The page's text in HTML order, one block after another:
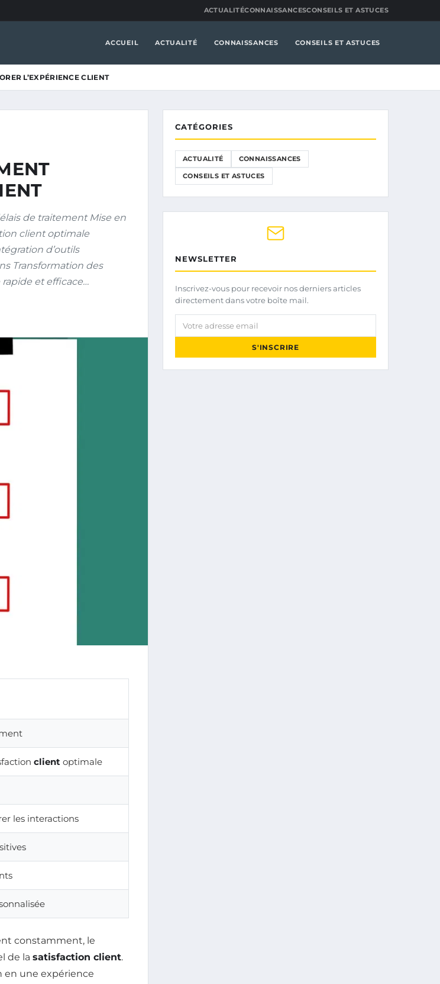
ACTUALITÉCONNAISSANCESCONSEILS ET ASTUCES
ACCUEIL ACTUALITÉ CONNAISSANCES CONSEILS ET ASTUCES
L’EXPÉRIENCE CLIENT
de traitement Mise en
client optimale
d’outils
Transformation des
et efficace…
client optimale
les interactions
constamment, le
de la satisfaction client.
en une expérience
CATÉGORIES
ACTUALITÉ CONNAISSANCES
CONSEILS ET ASTUCES
NEWSLETTER
Inscrivez-vous pour recevoir nos derniers articles
directement dans votre boîte mail.
Votre adresse email
S'INSCRIRE